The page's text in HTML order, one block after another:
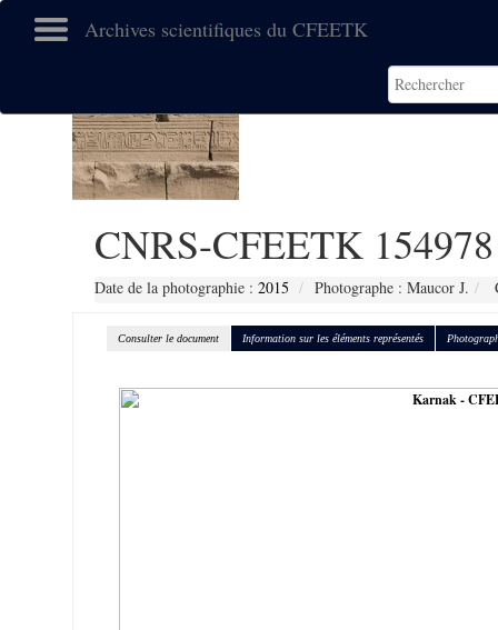
Archives scientifiques du CFEETK
CNRS-CFEETK 154978
Date de la photographie : 2015 Photographe : Maucor J.
Consulter le document Information sur les éléments représentés